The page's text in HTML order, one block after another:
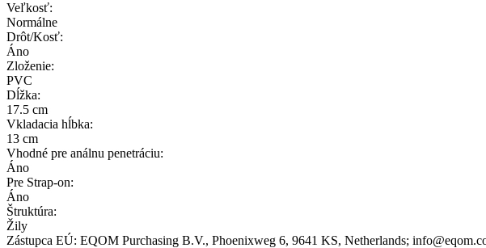
Veľkosť:
Normálne
Drôt/Kosť:
Áno
Zloženie:
PVC
Dĺžka:
17.5 cm
Vkladacia hĺbka:
13 cm
Vhodné pre análnu penetráciu:
Áno
Pre Strap-on:
Áno
Štruktúra:
Žily
Zástupca EÚ: EQOM Purchasing B.V., Phoenixweg 6, 9641 KS, Netherlands;